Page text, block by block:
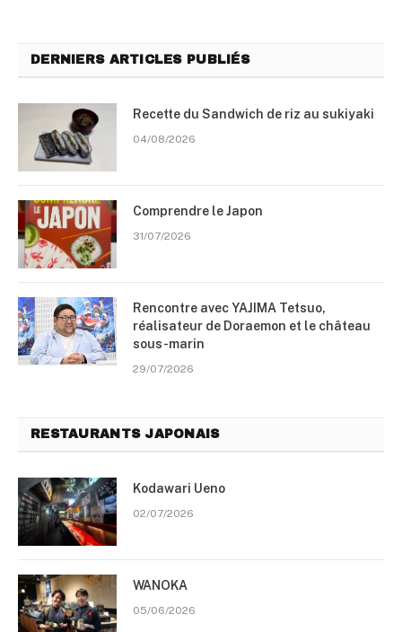
DERNIERS ARTICLES PUBLIÉS
Recette du Sandwich de riz au sukiyaki
04/08/2026
Comprendre le Japon
31/07/2026
Rencontre avec YAJIMA Tetsuo,
réalisateur de Doraemon et le château
sous-marin
29/07/2026
RESTAURANTS JAPONAIS
Kodawari Ueno
02/07/2026
WANOKA
05/06/2026